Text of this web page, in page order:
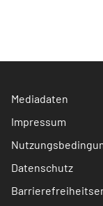
Mediadaten
Impressum
Datenschutz